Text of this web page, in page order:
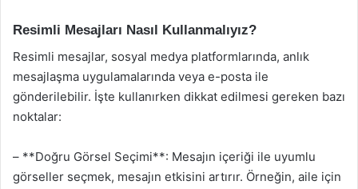
Resimli Mesajları Nasıl Kullanmalıyız?
Resimli mesajlar, sosyal medya platformlarında, anlık
mesajlaşma uygulamalarında veya e-posta ile
gönderilebilir. İşte kullanırken dikkat edilmesi gereken bazı
noktalar:
– **Doğru Görsel Seçimi**: Mesajın içeriği ile uyumlu
görseller seçmek, mesajın etkisini artırır. Örneğin, aile için